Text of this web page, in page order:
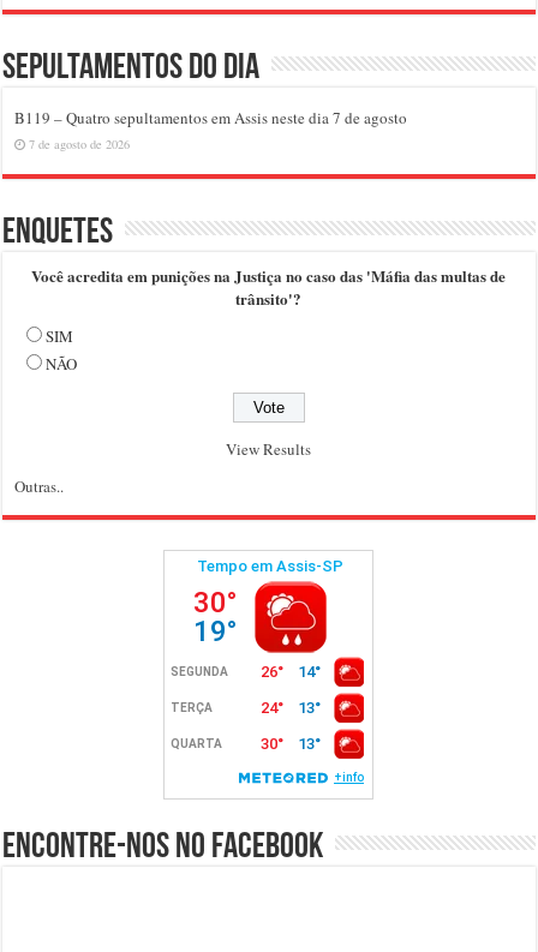
Sepultamentos do dia
B119 – Quatro sepultamentos em Assis neste dia 7 de agosto
7 de agosto de 2026
Enquetes
Você acredita em punições na Justiça no caso das 'Máfia das multas de
trânsito'?
SIM
NÃO
View Results
Outras..
Encontre-nos no Facebook